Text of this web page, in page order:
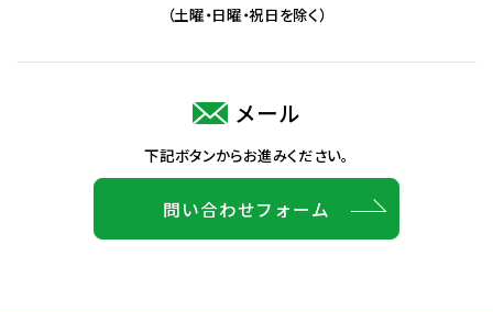
（土曜・日曜・祝日を除く）
メール
下記ボタンからお進みください。
問い合わせフォーム